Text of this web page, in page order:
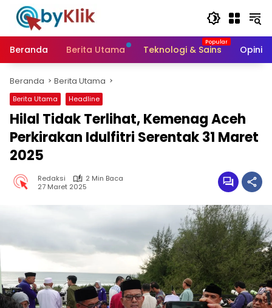
Langsung
konten
Beranda
Berita Utama Teknologi & Sains Opini
Beranda Berita Utama
Berita Utama Headline
Hilal Tidak Terlihat, Kemenag Aceh
Perkirakan Idulfitri Serentak 31 Maret
2025
Redaksi
2 Min Baca
27 Maret 2025